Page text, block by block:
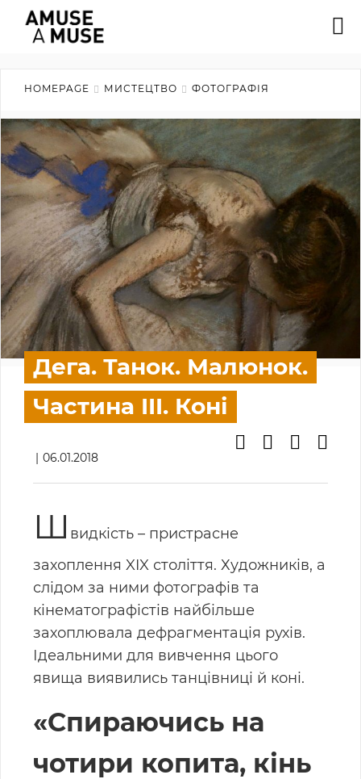
HOMEPAGE МИСТЕЦТВО ФОТОГРАФІЯ
Дега. Танок. Малюнок.
Частина III. Коні
06.01.2018
Ш видкість – пристрасне
захоплення XIX століття. Художників, а
слідом за ними фотографів та
кінематографістів найбільше
захоплювала дефрагментація рухів.
Ідеальними для вивчення цього
явища виявились танцівниці й коні.
«Спираючись на
чотири копита, кінь